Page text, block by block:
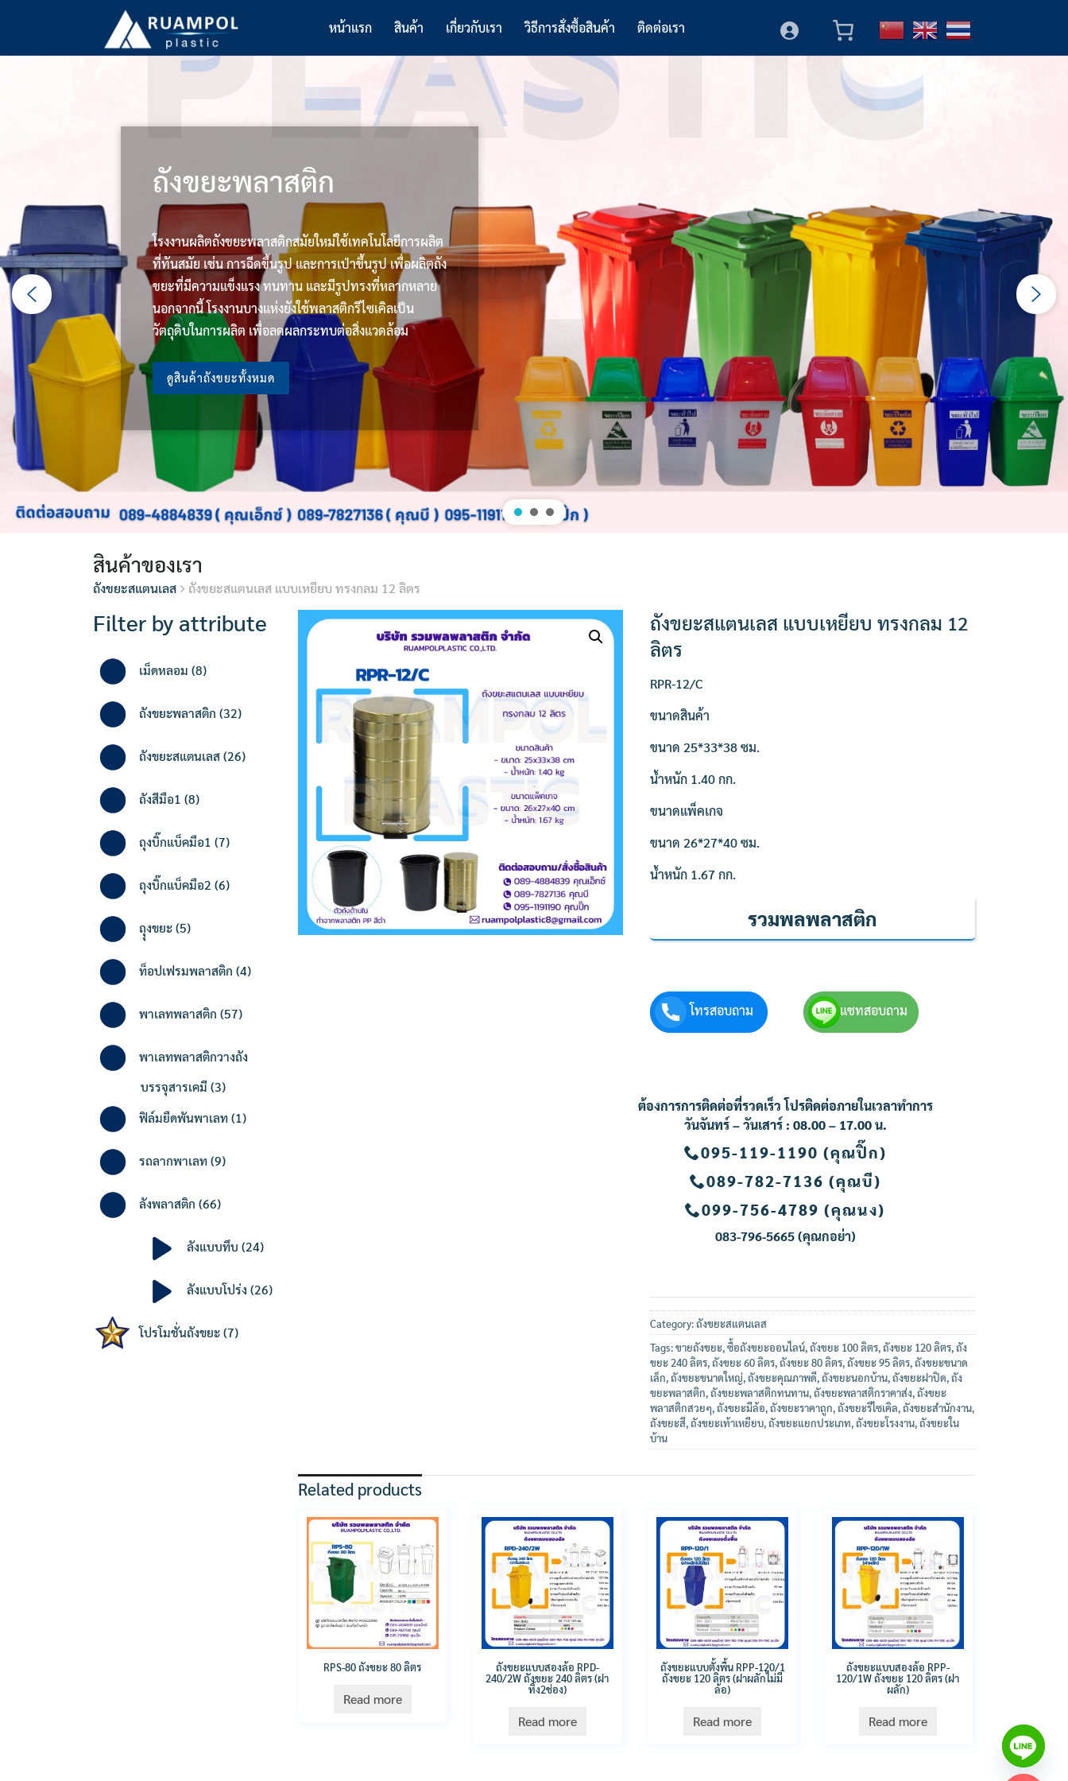
หน้าแรก สินค้า เกี่ยวกับเรา วิธีการสั่งซื้อสินค้า ติดต่อเรา
ถังขยะพลาสติก
โรงงานผลิตถังขยะพลาสติกสมัยใหม่ใช้เทคโนโลยีการผลิต
ที่ทันสมัย เช่น การฉีดขึ้นรูป และการเป่าขึ้นรูป เพื่อผลิตถัง
ขยะที่มีความแข็งแรง ทนทาน และมีรูปทรงที่หลากหลาย
นอกจากนี้ โรงงานบางแห่งยังใช้พลาสติกรีไซเคิลเป็น
วัตถุดิบในการผลิต เพื่อลดผลกระทบต่อสิ่งแวดล้อม
ดูสินค้าถังขยะทั้งหมด
สินค้าของเรา
ถังขยะสแตนเลส ถังขยะสแตนเลส แบบเหยียบ ทรงกลม 12 ลิตร
ถังขยะสแตนเลส แบบเหยียบ ทรงกลม 12
ลิตร
RPR-12/C
ขนาดสินค้า
ขนาด 25*33*38 ซม.
น้ำหนัก 1.40 กก.
ขนาดแพ็คเกจ
ขนาด 26*27*40 ซม.
น้ำหนัก 1.67 กก.
รวมพลพลาสติก
โทรสอบถาม แชทสอบถาม
ต้องการการติดต่อที่รวดเร็ว โปรติดต่อภายในเวลาทำการ
วันจันทร์ – วันเสาร์ : 08.00 – 17.00 น.
095-119-1190 (คุณปิ๊ก)
089-782-7136 (คุณบี)
099-756-4789 (คุณนง)
083-796-5665 (คุณกอย่า)
Category:ถังขยะสแตนเลส
Tags:ขายถังขยะ,ซื้อถังขยะออนไลน์,ถังขยะ 100 ลิตร,ถังขยะ 120 ลิตร,ถัง
ขยะ 240 ลิตร,ถังขยะ 60 ลิตร,ถังขยะ 80 ลิตร,ถังขยะ 95 ลิตร,ถังขยะขนาด
เล็ก,ถังขยะขนาดใหญ่,ถังขยะคุณภาพดี,ถังขยะนอกบ้าน,ถังขยะฝาปิด,ถัง
ขยะพลาสติก,ถังขยะพลาสติกทนทาน,ถังขยะพลาสติกราคาส่ง,ถังขยะ
พลาสติกสวยๆ,ถังขยะมีล้อ,ถังขยะราคาถูก,ถังขยะรีไซเคิล,ถังขยะสำนักงาน,
ถังขยะสี,ถังขยะเท้าเหยียบ,ถังขยะแยกประเภท,ถังขยะโรงงาน,ถังขยะใน
บ้าน
Related products
RPS-80 ถังขยะ 80 ลิตร
Read more
ถังขยะแบบสองล้อ RPD-
240/2W ถังขยะ 240 ลิตร (ฝา
ทิ้ง2ช่อง)
Read more
ถังขยะแบบตั้งพื้น RPP-120/1
ถังขยะ 120 ลิตร (ฝาผลักไม่มี
ล้อ)
Read more
ถังขยะแบบสองล้อ RPP-
120/1W ถังขยะ 120 ลิตร (ฝา
ผลัก)
Read more
Filter by attribute
เม็ดหลอม 8
products
ถังขยะพลาสติก 32
products
ถังขยะสแตนเลส 26
products
ถังสีมือ1 8
products
ถุงบิ๊กแบ็คมือ1 7
products
ถุงบิ๊กแบ็คมือ2 6
products
ถุุงขยะ 5
products
ท็อปเฟรมพลาสติก 4
products
พาเลทพลาสติก 57
products
พาเลทพลาสติกวางถัง
บรรจุสารเคมี 33
ฟิล์มยืดพันพาเลท 1
product
รถลากพาเลท 9
products
ลังพลาสติก 66
products
ลังแบบทึบ 24
products
ลังแบบโปร่ง 26
products
โปรโมชั่นถังขยะ 7
products